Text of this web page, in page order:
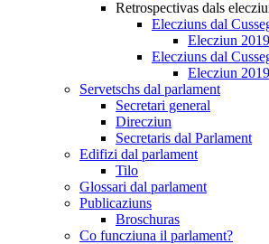
Retrospectivas dals
Elecziuns dal
Elecziun 2019
Elecziuns dal
Elecziun 2019
Servetschs dal parlament
Secretari general
Direcziun
Secretaris dal Parlament
Edifizi dal parlament
Tilo
Glossari dal parlament
Publicaziuns
Broschuras
Co funcziuna il parlament?